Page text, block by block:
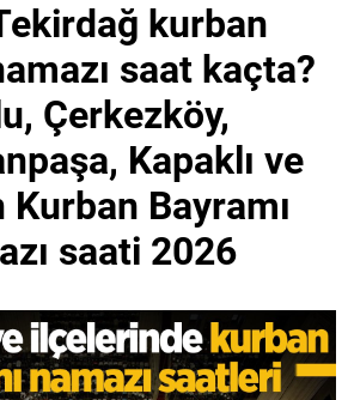
kurban
saat kaçta?
Çerkezköy,
Kapaklı ve
Bayramı
saati 2026